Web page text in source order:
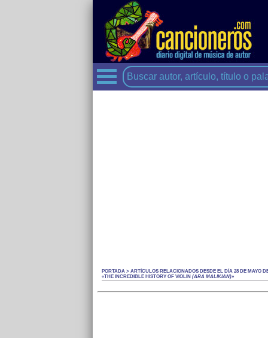
PORTADA > ARTÍCULOS RELACIONADOS DESDE EL DÍA 28 DE MAYO
«THE INCREDIBLE HISTORY OF VIOLIN (ARA MALIKIAN)»